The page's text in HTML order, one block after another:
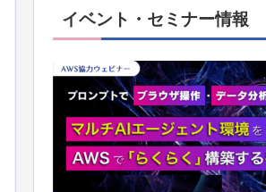
イベント・セミナー情報